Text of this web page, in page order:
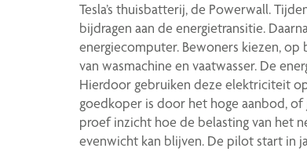
Tesla’s thuisbatterij, de Powerwall.
bijdragen aan de energietransitie.
energiecomputer. Bewoners kiezen,
van wasmachine en vaatwasser. De
Hierdoor gebruiken deze elektriciteit
goedkoper is door het hoge aanbod,
proef inzicht hoe de belasting van het
evenwicht kan blijven. De pilot start in